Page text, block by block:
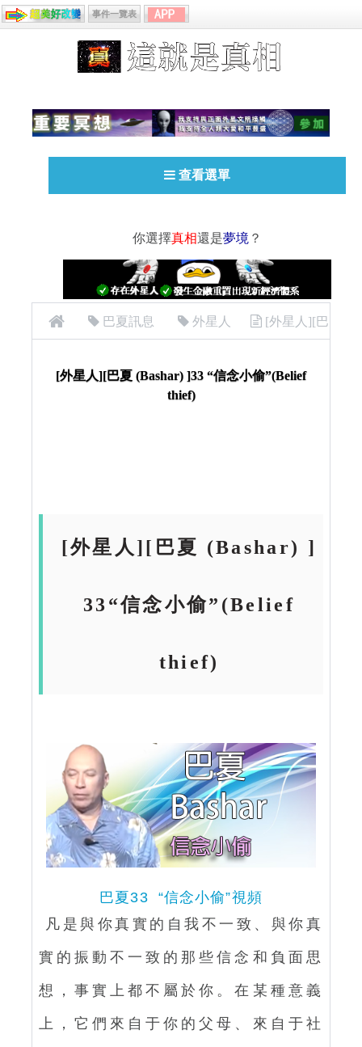
事件一覽表
查看選單
你選擇真相還是夢境 ？
巴夏訊息 外星人 [外星人][巴
[外星人][巴夏 (Bashar) ]33 “信念小偷”(Belief
thief)
[外星人][巴夏 (Bashar) ]
33“信念小偷”(Belief
thief)
巴夏33 “信念小偷”視頻
凡是與你真實的自我不一致、與你真
實的振動不一致的那些信念和負面思
想，事實上都不屬於你。在某種意義
上，它們來自于你的父母、來自于社